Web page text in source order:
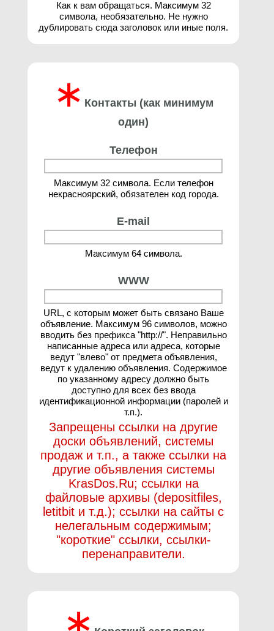
Как к вам обращаться. Максимум 32
символа, необязательно. Не нужно
дублировать сюда заголовок или иные поля.
∗ Контакты (как минимум
один)
Телефон
Максимум 32 символа. Если телефон
некрасноярский, обязателен код города.
E-mail
Максимум 64 символа.
WWW
URL, с которым может быть связано Ваше
объявление. Максимум 96 символов, можно
вводить без префикса "http://". Неправильно
написанные адреса или адреса, которые
ведут "влево" от предмета объявления,
ведут к удалению объявления. Содержимое
по указанному адресу должно быть
доступно для всех без ввода
идентификационной информации (паролей и
т.п.).
Запрещены ссылки на другие
доски объявлений, системы
продаж и т.п., а также ссылки на
другие объявления системы
KrasDos.Ru; ссылки на
файловые архивы (depositfiles,
letitbit и т.д.); ссылки на сайты с
нелегальным содержимым;
"короткие" ссылки, ссылки-
перенаправители.
∗